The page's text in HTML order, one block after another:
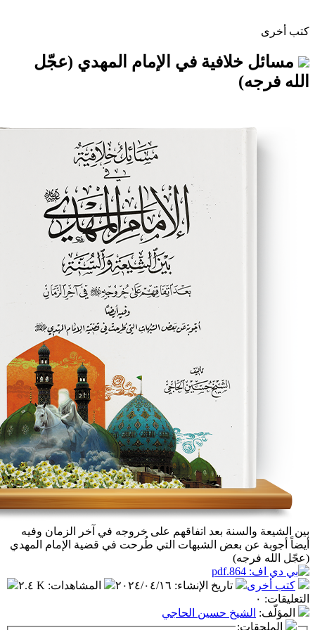
في الإمام المهدي (عجّل
بعد اتفاقهم على خروجه في آخر الزمان وفيه
بعض الشبهات التي طُرحت في قضية الإمام المهدي
تاريخ الإنشاء:٢٠٢٤/٠٤/١٦ المشاهدات:٢.٤ K
حسين الحاجي